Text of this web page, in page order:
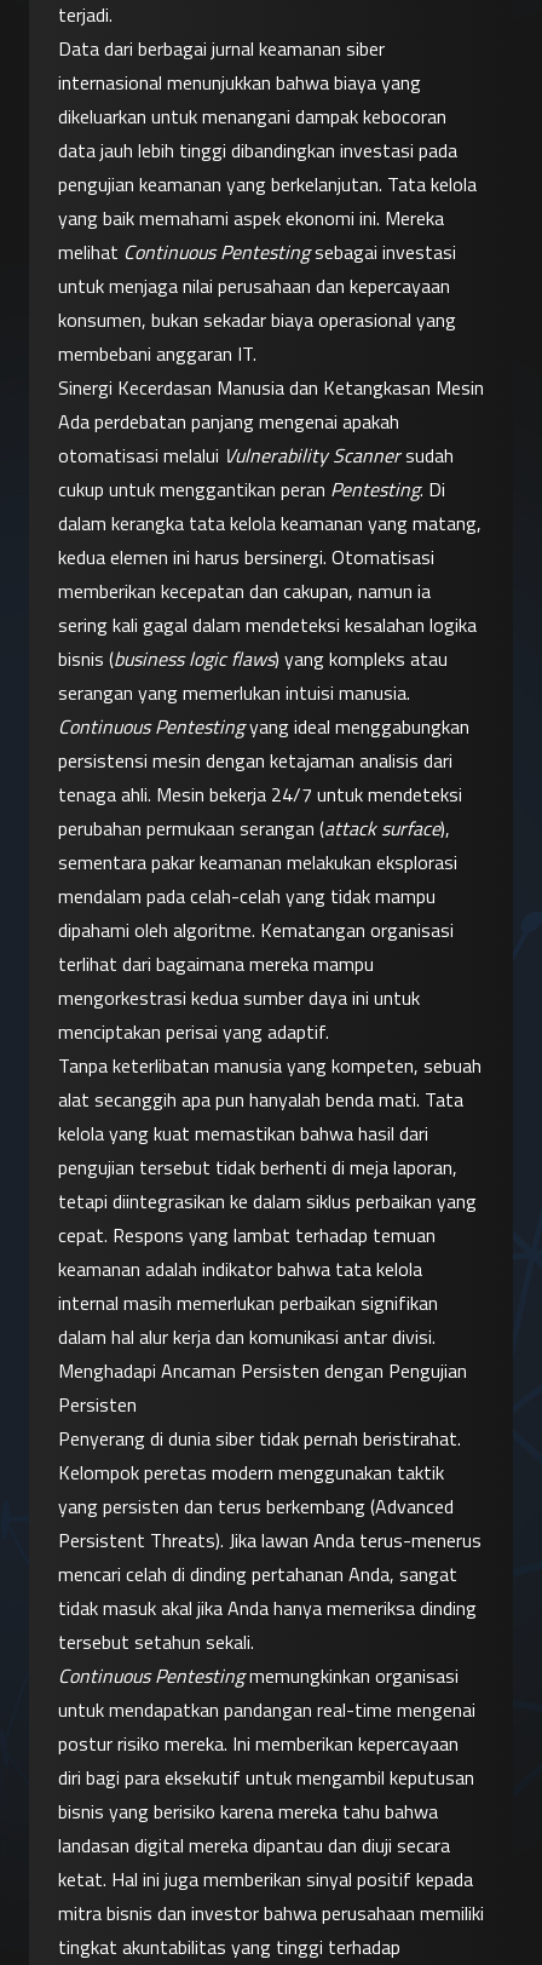
terjadi.
Data dari berbagai jurnal keamanan siber
internasional menunjukkan bahwa biaya yang
dikeluarkan untuk menangani dampak kebocoran
data jauh lebih tinggi dibandingkan investasi pada
pengujian keamanan yang berkelanjutan. Tata kelola
yang baik memahami aspek ekonomi ini. Mereka
melihat Continuous Pentesting sebagai investasi
untuk menjaga nilai perusahaan dan kepercayaan
konsumen, bukan sekadar biaya operasional yang
membebani anggaran IT.
Sinergi Kecerdasan Manusia dan Ketangkasan Mesin
Ada perdebatan panjang mengenai apakah
otomatisasi melalui Vulnerability Scanner sudah
cukup untuk menggantikan peran Pentesting. Di
dalam kerangka tata kelola keamanan yang matang,
kedua elemen ini harus bersinergi. Otomatisasi
memberikan kecepatan dan cakupan, namun ia
sering kali gagal dalam mendeteksi kesalahan logika
bisnis (business logic flaws) yang kompleks atau
serangan yang memerlukan intuisi manusia.
Continuous Pentesting yang ideal menggabungkan
persistensi mesin dengan ketajaman analisis dari
tenaga ahli. Mesin bekerja 24/7 untuk mendeteksi
perubahan permukaan serangan (attack surface),
sementara pakar keamanan melakukan eksplorasi
mendalam pada celah-celah yang tidak mampu
dipahami oleh algoritme. Kematangan organisasi
terlihat dari bagaimana mereka mampu
mengorkestrasi kedua sumber daya ini untuk
menciptakan perisai yang adaptif.
Tanpa keterlibatan manusia yang kompeten, sebuah
alat secanggih apa pun hanyalah benda mati. Tata
kelola yang kuat memastikan bahwa hasil dari
pengujian tersebut tidak berhenti di meja laporan,
tetapi diintegrasikan ke dalam siklus perbaikan yang
cepat. Respons yang lambat terhadap temuan
keamanan adalah indikator bahwa tata kelola
internal masih memerlukan perbaikan signifikan
dalam hal alur kerja dan komunikasi antar divisi.
Menghadapi Ancaman Persisten dengan Pengujian
Persisten
Penyerang di dunia siber tidak pernah beristirahat.
Kelompok peretas modern menggunakan taktik
yang persisten dan terus berkembang (Advanced
Persistent Threats). Jika lawan Anda terus-menerus
mencari celah di dinding pertahanan Anda, sangat
tidak masuk akal jika Anda hanya memeriksa dinding
tersebut setahun sekali.
Continuous Pentesting memungkinkan organisasi
untuk mendapatkan pandangan real-time mengenai
postur risiko mereka. Ini memberikan kepercayaan
diri bagi para eksekutif untuk mengambil keputusan
bisnis yang berisiko karena mereka tahu bahwa
landasan digital mereka dipantau dan diuji secara
ketat. Hal ini juga memberikan sinyal positif kepada
mitra bisnis dan investor bahwa perusahaan memiliki
tingkat akuntabilitas yang tinggi terhadap